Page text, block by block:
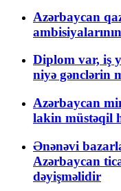
Azərbaycan
Diplom var, iş
niyə gənclərin
Azərbaycan
lakin müstəqil
Ənənəvi
Azərbaycan
dəyişməlidir